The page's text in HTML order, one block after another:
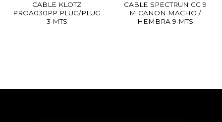
CABLE KLOTZ
PROA030PP PLUG/PLUG
3 MTS
CABLE SPECTRUN CC 9
M CANON MACHO /
HEMBRA 9 MTS